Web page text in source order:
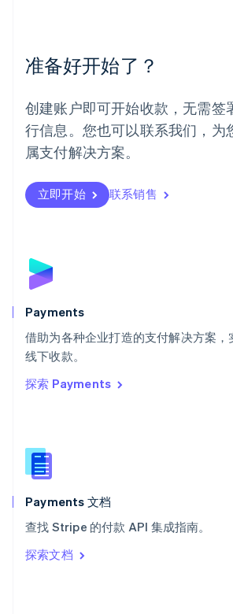
准备好开始了？
创建账户即可开始收款，无需签
行信息。您也可以联系我们，为
属支付解决方案。
立即开始 联系销售
Payments
借助为各种企业打造的支付解决方案，
线下收款。
探索 Payments
Payments 文档
查找 Stripe 的付款 API 集成指南。
探索文档
挪威
葡萄牙
Português English
日本
日本語English
瑞典
瑞士
DeutschFrançais
English
斯洛文尼亚
泰国
ไทยEnglish
希腊
English
西班牙
新西兰
English
匈牙利
English
ItalianoEnglish
印度
English